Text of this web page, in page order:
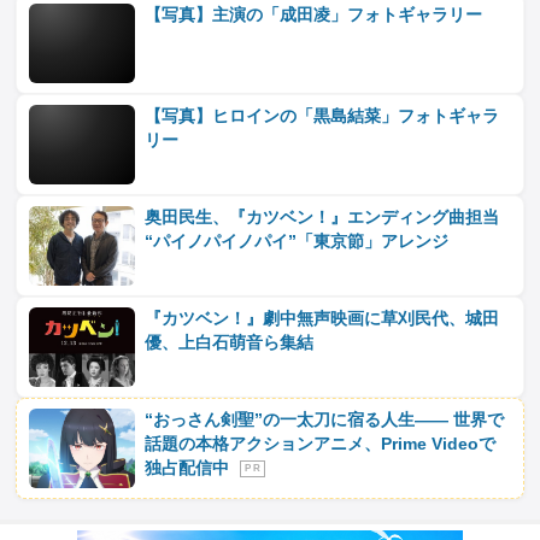
【写真】主演の「成田凌」フォトギャラリー
【写真】ヒロインの「黒島結菜」フォトギャラ
リー
奥田民生、『カツベン！』エンディング曲担当
“パイノパイノパイ”「東京節」アレンジ
『カツベン！』劇中無声映画に草刈民代、城田
優、上白石萌音ら集結
“おっさん剣聖”の一太刀に宿る人生―― 世界で
話題の本格アクションアニメ、Prime Videoで
独占配信中
P R